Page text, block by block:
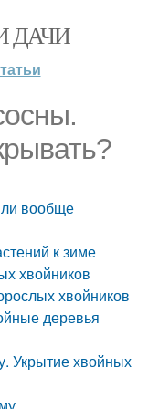
ДАЧИ
ли вообще
к зиме
хвойников
хвойников
деревья
Укрытие хвойных